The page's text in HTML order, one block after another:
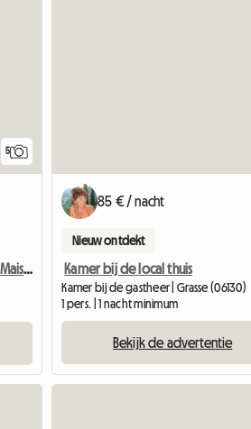
5
Chambre à Louer Dans Maison Avec Jardin
85 € / nacht
Nieuw ontdekt
Kamer bij de local thuis
Kamer bij de gastheer | Grasse (06130)
1 pers. | 1 nacht minimum
Bekijk de advertentie